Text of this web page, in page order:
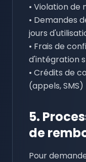
• Violation de
• Demandes
jours
• Frais de
d'intégration
• Crédits de
(appels, SMS)
5.
de
Pour